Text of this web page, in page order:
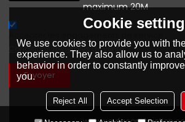
maximum 20M
Conditions générales de vente
Envoyer
Cookie
We use cookies to provide you with
experience. They also allow us to
behavior in order to constantly
you.
Reject All Accept Selection